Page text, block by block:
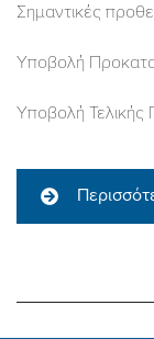
Σημαντικές
Υποβολή
Υποβολή Τελικής